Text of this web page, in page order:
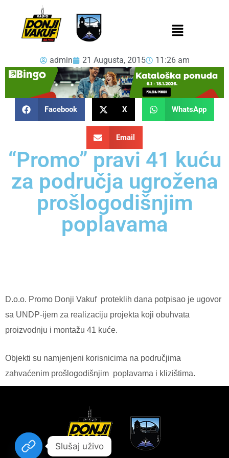
admin 21 Augusta, 2015 11:26 am
Facebook X WhatsApp
Email
“Promo” pravi 41 kuću
za područja ugrožena
prošlogodišnjim
poplavama
D.o.o. Promo Donji Vakuf proteklih dana potpisao je ugovor
sa UNDP-ijem za realizaciju projekta koji obuhvata
proizvodnju i montažu 41 kuće.
Objekti su namjenjeni korisnicima na područjima
zahvaćenim prošlogodišnjim poplavama i klizištima.
Slušaj uživo